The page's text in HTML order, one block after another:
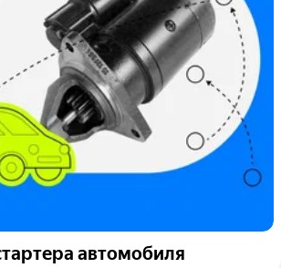
автомобиля